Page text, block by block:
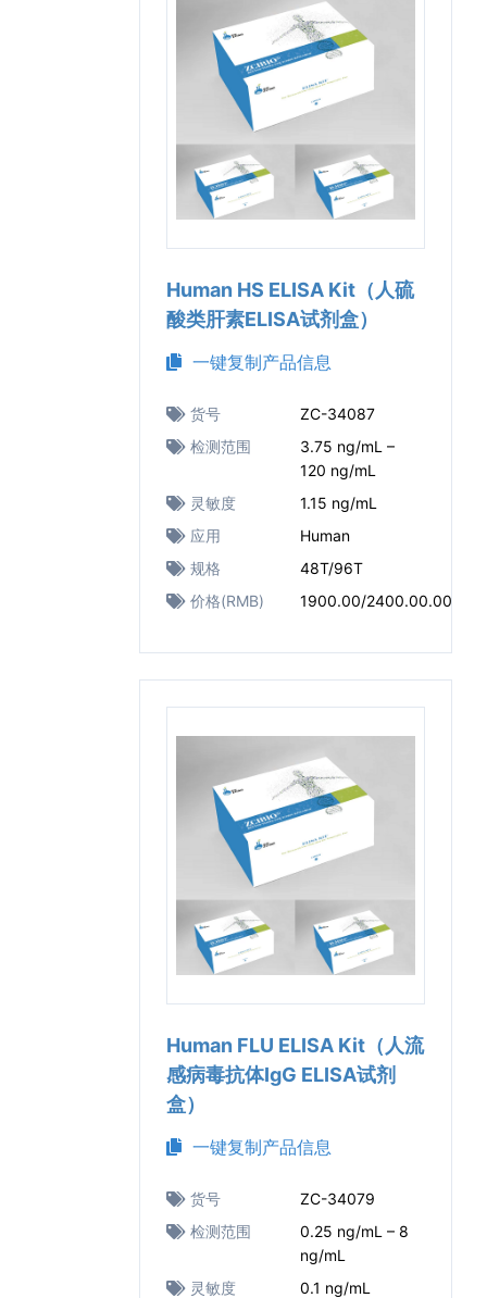
Human HS ELISA Kit（人硫
酸类肝素ELISA试剂盒）
一键复制产品信息
货号
ZC-34087
检测范围
3.75 ng/mL –
120 ng/mL
灵敏度
1.15 ng/mL
应用
Human
规格
48T/96T
价格(RMB)
1900.00/2400.00.00
Human FLU ELISA Kit（人流
感病毒抗体IgG ELISA试剂
盒）
一键复制产品信息
货号
ZC-34079
检测范围
0.25 ng/mL – 8
ng/mL
灵敏度
0.1 ng/mL